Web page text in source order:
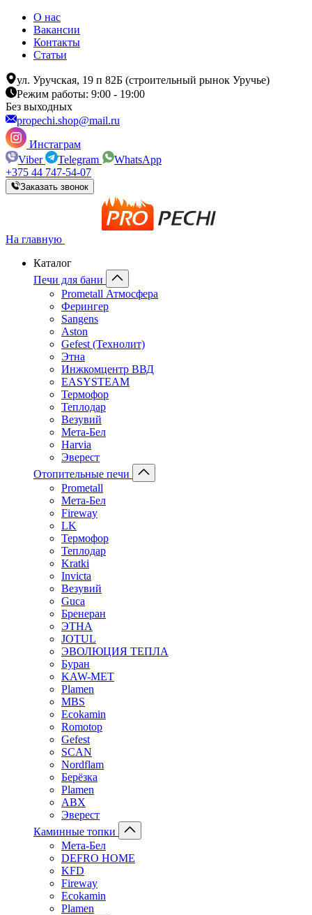
О нас
Вакансии
Контакты
Статьи
ул. Уручская, 19 п 82Б (строительный рынок Уручье)
Режим работы: 9:00 - 19:00
Без выходных
propechi.shop@mail.ru
Инстаграм
Viber
Telegram
WhatsApp
+375 44 747-54-07
Заказать звонок
На главную
Каталог
Печи для бани
Prometall Атмосфера
Ферингер
Sangens
Aston
Gefest (Технолит)
Этна
Инжкомцентр ВВД
EASYSTEAM
Термофор
Теплодар
Везувий
Мета-Бел
Harvia
Эверест
Отопительные печи
Prometall
Мета-Бел
Fireway
LK
Термофор
Теплодар
Kratki
Invicta
Везувий
Guca
Бренеран
ЭТНА
JOTUL
ЭВОЛЮЦИЯ ТЕПЛА
Буран
KAW-MET
Plamen
MBS
Ecokamin
Romotop
Gefest
SCAN
Nordflam
Берёзка
Plamen
ABX
Эверест
Каминные топки
Мета-Бел
DEFRO HOME
KFD
Fireway
Ecokamin
Plamen